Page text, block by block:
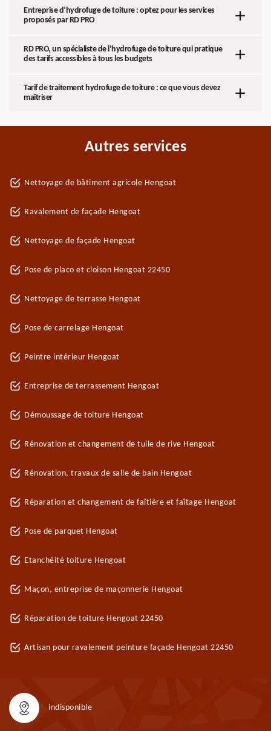
Entreprise d’hydrofuge de toiture : optez pour les services
proposés par RD PRO
RD PRO, un spécialiste de l’hydrofuge de toiture qui pratique
des tarifs accessibles à tous les budgets
Tarif de traitement hydrofuge de toiture : ce que vous devez
maîtriser
Autres services
Nettoyage de bâtiment agricole Hengoat
Ravalement de façade Hengoat
Nettoyage de façade Hengoat
Pose de placo et cloison Hengoat 22450
Nettoyage de terrasse Hengoat
Pose de carrelage Hengoat
Peintre intérieur Hengoat
Entreprise de terrassement Hengoat
Démoussage de toiture Hengoat
Rénovation et changement de tuile de rive Hengoat
Rénovation, travaux de salle de bain Hengoat
Réparation et changement de faîtière et faîtage Hengoat
Pose de parquet Hengoat
Etanchéité toiture Hengoat
Maçon, entreprise de maçonnerie Hengoat
Réparation de toiture Hengoat 22450
Artisan pour ravalement peinture façade Hengoat 22450
indisponible